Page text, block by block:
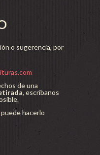
o sugerencia, por
de una
, escríbanos
puede hacerlo